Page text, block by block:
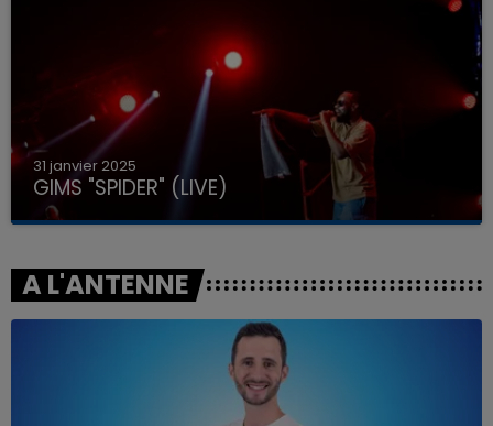
31 janvier 2025
GIMS "SPIDER" (LIVE)
A L'ANTENNE